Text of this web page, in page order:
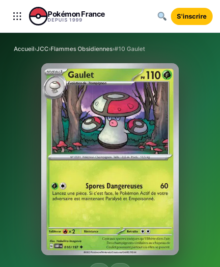
Aller au contenu
Pokémon France
DEPUIS 1999 S'inscrire
Accueil›JCC›Flammes Obsidiennes›#10 Gaulet